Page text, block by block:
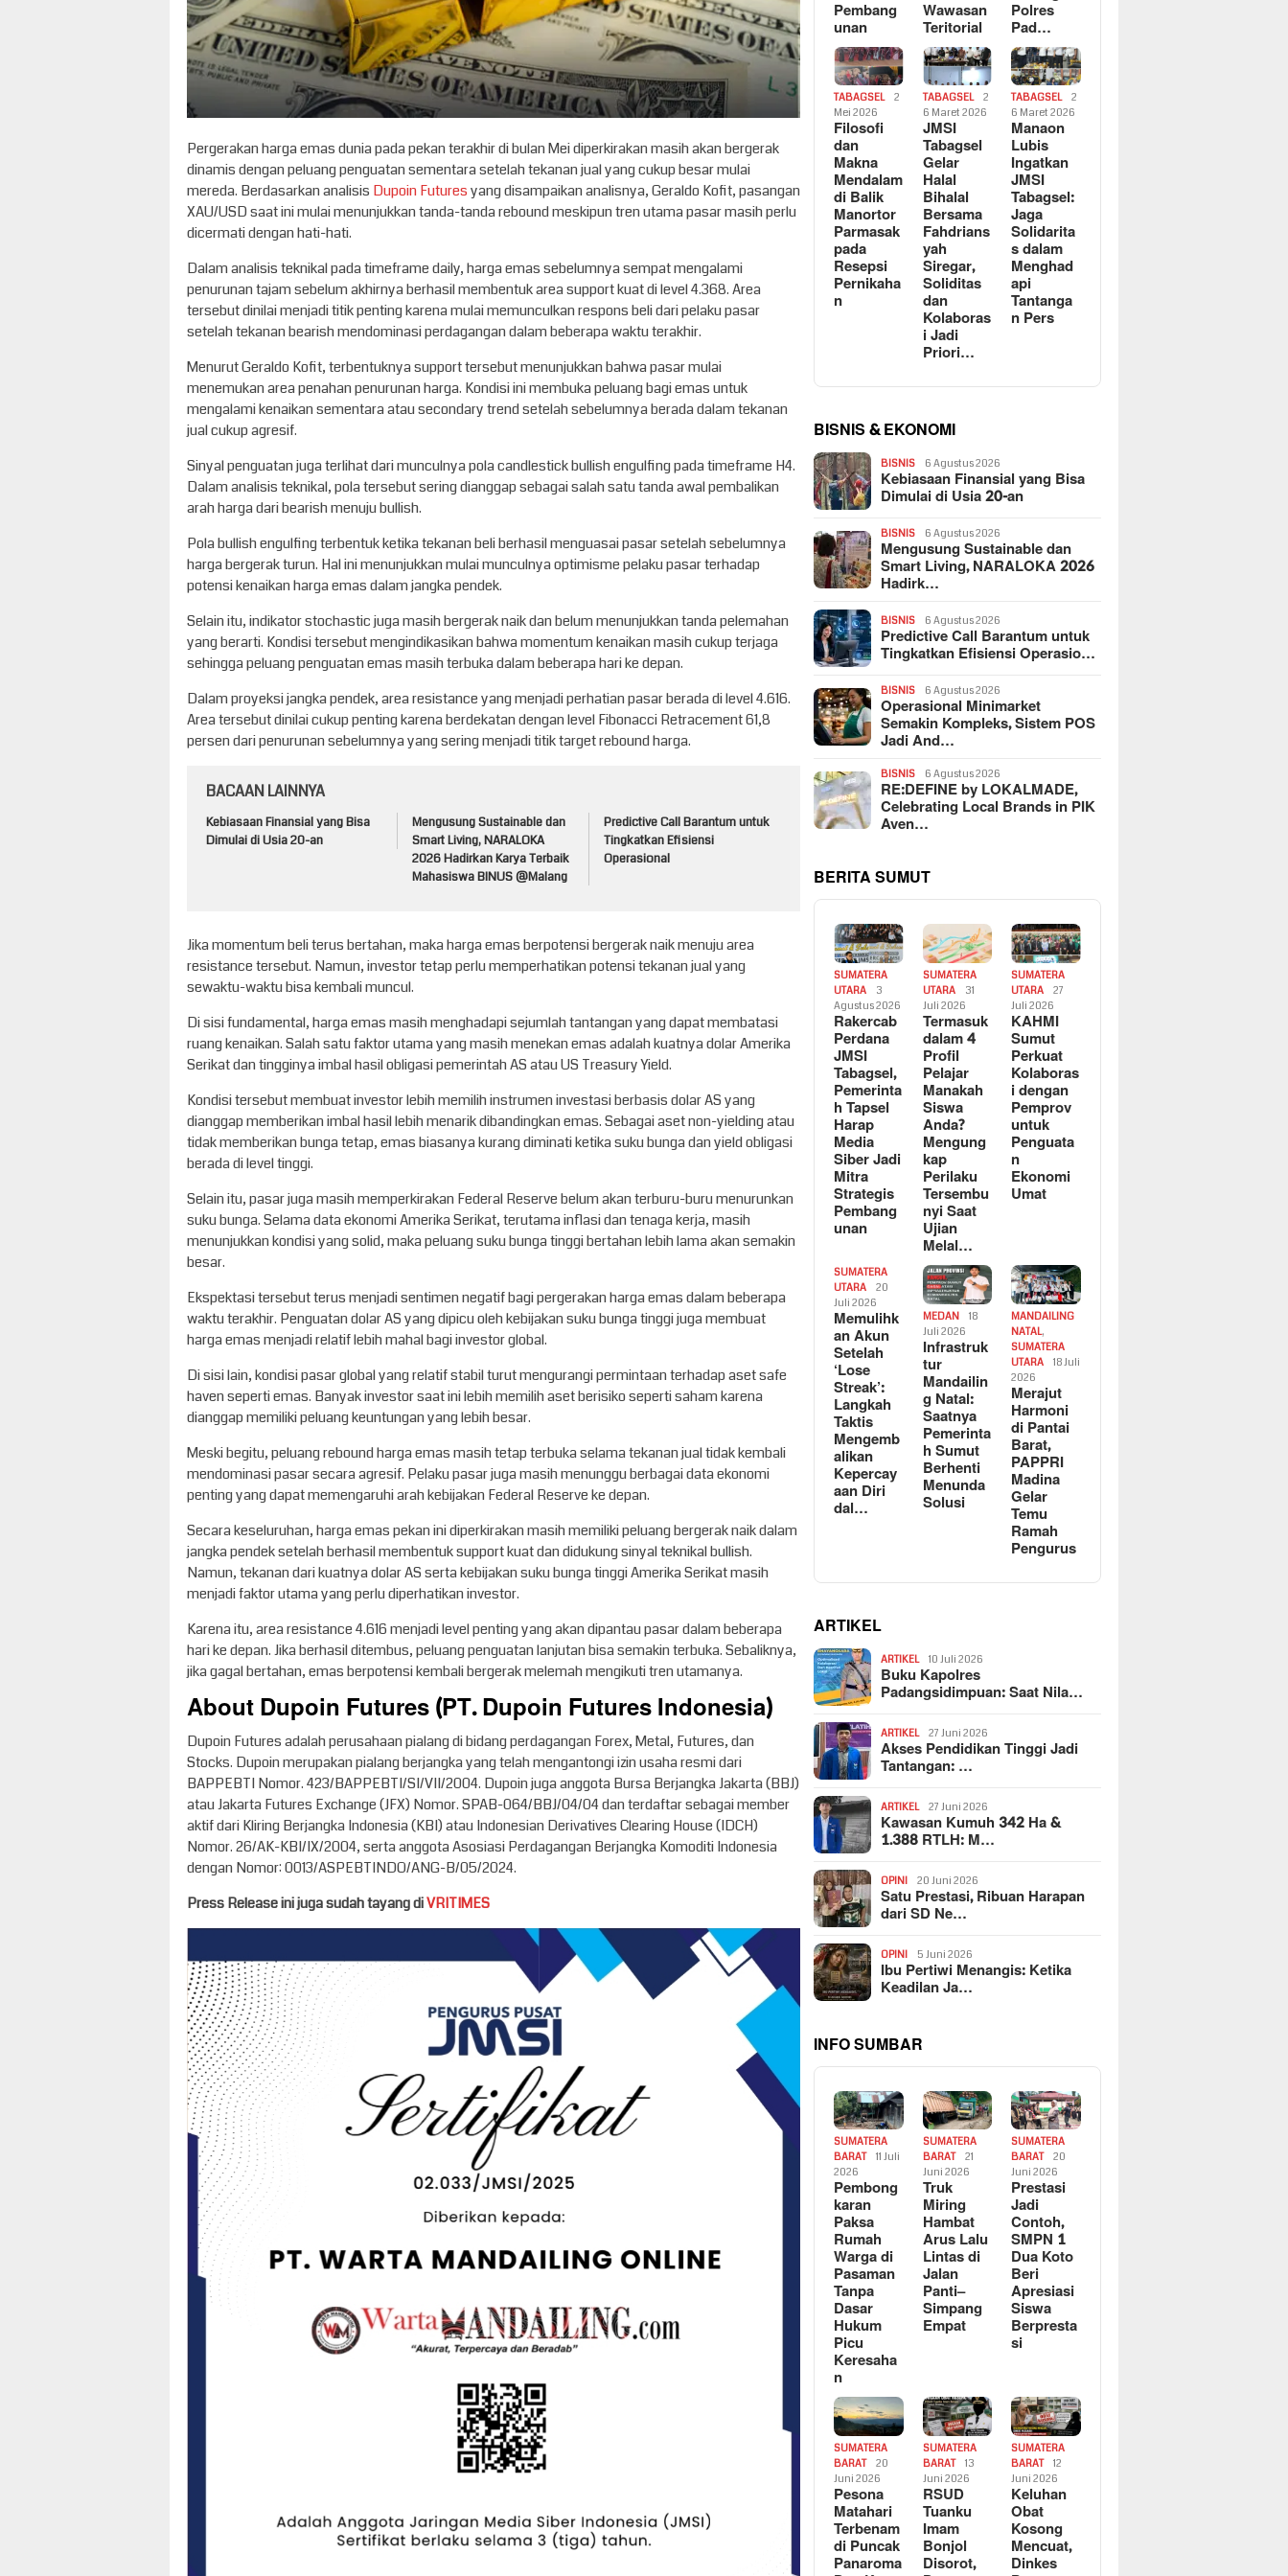
Pergerakan harga emas dunia pada pekan terakhir di bulan Mei diperkirakan masih akan bergerak
dinamis dengan peluang penguatan sementara setelah tekanan jual yang cukup besar mulai
mereda. Berdasarkan analisis Dupoin Futuresyang disampaikan analisnya, Geraldo Kofit, pasangan
XAU/USD saat ini mulai menunjukkan tanda-tanda rebound meskipun tren utama pasar masih perlu
dicermati dengan hati-hati.
Dalam analisis teknikal pada timeframe daily, harga emas sebelumnya sempat mengalami
penurunan tajam sebelum akhirnya berhasil membentuk area support kuat di level 4.368. Area
tersebut dinilai menjadi titik penting karena mulai memunculkan respons beli dari pelaku pasar
setelah tekanan bearish mendominasi perdagangan dalam beberapa waktu terakhir.
Menurut Geraldo Kofit, terbentuknya support tersebut menunjukkan bahwa pasar mulai
menemukan area penahan penurunan harga. Kondisi ini membuka peluang bagi emas untuk
mengalami kenaikan sementara atau secondary trend setelah sebelumnya berada dalam tekanan
jual cukup agresif.
Sinyal penguatan juga terlihat dari munculnya pola candlestick bullish engulfing pada timeframe H4.
Dalam analisis teknikal, pola tersebut sering dianggap sebagai salah satu tanda awal pembalikan
arah harga dari bearish menuju bullish.
Pola bullish engulfing terbentuk ketika tekanan beli berhasil menguasai pasar setelah sebelumnya
harga bergerak turun. Hal ini menunjukkan mulai munculnya optimisme pelaku pasar terhadap
potensi kenaikan harga emas dalam jangka pendek.
Selain itu, indikator stochastic juga masih bergerak naik dan belum menunjukkan tanda pelemahan
yang berarti. Kondisi tersebut mengindikasikan bahwa momentum kenaikan masih cukup terjaga
sehingga peluang penguatan emas masih terbuka dalam beberapa hari ke depan.
Dalam proyeksi jangka pendek, area resistance yang menjadi perhatian pasar berada di level 4.616.
Area tersebut dinilai cukup penting karena berdekatan dengan level Fibonacci Retracement 61,8
persen dari penurunan sebelumnya yang sering menjadi titik target rebound harga.
BACAAN LAINNYA
Kebiasaan Finansial yang Bisa
Dimulai di Usia 20-an
Mengusung Sustainable dan
Smart Living, NARALOKA
2026 Hadirkan Karya Terbaik
Mahasiswa BINUS @Malang
Predictive Call Barantum untuk
Tingkatkan Efisiensi
Operasional
Jika momentum beli terus bertahan, maka harga emas berpotensi bergerak naik menuju area
resistance tersebut. Namun, investor tetap perlu memperhatikan potensi tekanan jual yang
sewaktu-waktu bisa kembali muncul.
Di sisi fundamental, harga emas masih menghadapi sejumlah tantangan yang dapat membatasi
ruang kenaikan. Salah satu faktor utama yang masih menekan emas adalah kuatnya dolar Amerika
Serikat dan tingginya imbal hasil obligasi pemerintah AS atau US Treasury Yield.
Kondisi tersebut membuat investor lebih memilih instrumen investasi berbasis dolar AS yang
dianggap memberikan imbal hasil lebih menarik dibandingkan emas. Sebagai aset non-yielding atau
tidak memberikan bunga tetap, emas biasanya kurang diminati ketika suku bunga dan yield obligasi
berada di level tinggi.
Selain itu, pasar juga masih memperkirakan Federal Reserve belum akan terburu-buru menurunkan
suku bunga. Selama data ekonomi Amerika Serikat, terutama inflasi dan tenaga kerja, masih
menunjukkan kondisi yang solid, maka peluang suku bunga tinggi bertahan lebih lama akan semakin
besar.
Ekspektasi tersebut terus menjadi sentimen negatif bagi pergerakan harga emas dalam beberapa
waktu terakhir. Penguatan dolar AS yang dipicu oleh kebijakan suku bunga tinggi juga membuat
harga emas menjadi relatif lebih mahal bagi investor global.
Di sisi lain, kondisi pasar global yang relatif stabil turut mengurangi permintaan terhadap aset safe
haven seperti emas. Banyak investor saat ini lebih memilih aset berisiko seperti saham karena
dianggap memiliki peluang keuntungan yang lebih besar.
Meski begitu, peluang rebound harga emas masih tetap terbuka selama tekanan jual tidak kembali
mendominasi pasar secara agresif. Pelaku pasar juga masih menunggu berbagai data ekonomi
penting yang dapat memengaruhi arah kebijakan Federal Reserve ke depan.
Secara keseluruhan, harga emas pekan ini diperkirakan masih memiliki peluang bergerak naik dalam
jangka pendek setelah berhasil membentuk support kuat dan didukung sinyal teknikal bullish.
Namun, tekanan dari kuatnya dolar AS serta kebijakan suku bunga tinggi Amerika Serikat masih
menjadi faktor utama yang perlu diperhatikan investor.
Karena itu, area resistance 4.616 menjadi level penting yang akan dipantau pasar dalam beberapa
hari ke depan. Jika berhasil ditembus, peluang penguatan lanjutan bisa semakin terbuka. Sebaliknya,
jika gagal bertahan, emas berpotensi kembali bergerak melemah mengikuti tren utamanya.
About Dupoin Futures (PT. Dupoin Futures Indonesia)
Dupoin Futures adalah perusahaan pialang di bidang perdagangan Forex, Metal, Futures, dan
Stocks. Dupoin merupakan pialang berjangka yang telah mengantongi izin usaha resmi dari
BAPPEBTI Nomor. 423/BAPPEBTI/SI/VII/2004. Dupoin juga anggota Bursa Berjangka Jakarta (BBJ)
atau Jakarta Futures Exchange (JFX) Nomor. SPAB-064/BBJ/04/04 dan terdaftar sebagai member
aktif dari Kliring Berjangka Indonesia (KBI) atau Indonesian Derivatives Clearing House (IDCH)
Nomor. 26/AK-KBI/IX/2004, serta anggota Asosiasi Perdagangan Berjangka Komoditi Indonesia
dengan Nomor: 0013/ASPEBTINDO/ANG-B/05/2024.
Press Release ini juga sudah tayang diVRITIMES
Pembang
unan
Wawasan
Teritorial
Polres
Pad…
TABAGSEL
2
Mei 2026
Filosofi
dan
Makna
Mendalam
di Balik
Manortor
Parmasak
pada
Resepsi
Pernikaha
n
TABAGSEL
2
6 Maret 2026
JMSI
Tabagsel
Gelar
Halal
Bihalal
Bersama
Fahdrians
yah
Siregar,
Soliditas
dan
Kolaboras
i Jadi
Priori…
TABAGSEL
2
6 Maret 2026
Manaon
Lubis
Ingatkan
JMSI
Tabagsel:
Jaga
Solidarita
s dalam
Menghad
api
Tantanga
n Pers
BISNIS & EKONOMI
BISNIS 6 Agustus 2026
Kebiasaan Finansial yang Bisa
Dimulai di Usia 20-an
BISNIS 6 Agustus 2026
Mengusung Sustainable dan
Smart Living, NARALOKA 2026
Hadirk…
BISNIS 6 Agustus 2026
Predictive Call Barantum untuk
Tingkatkan Efisiensi Operasio…
BISNIS 6 Agustus 2026
Operasional Minimarket
Semakin Kompleks, Sistem POS
Jadi And…
BISNIS 6 Agustus 2026
RE:DEFINE by LOKALMADE,
Celebrating Local Brands in PIK
Aven…
BERITA SUMUT
SUMATERA
UTARA
3
Agustus 2026
Rakercab
Perdana
JMSI
Tabagsel,
Pemerinta
h Tapsel
Harap
Media
Siber Jadi
Mitra
Strategis
Pembang
unan
SUMATERA
UTARA
31
Juli 2026
Termasuk
dalam 4
Profil
Pelajar
Manakah
Siswa
Anda?
Mengung
kap
Perilaku
Tersembu
nyi Saat
Ujian
Melal…
SUMATERA
UTARA
27
Juli 2026
KAHMI
Sumut
Perkuat
Kolaboras
i dengan
Pemprov
untuk
Penguata
n
Ekonomi
Umat
SUMATERA
UTARA
20
Juli 2026
Memulihk
an Akun
Setelah
‘Lose
Streak’:
Langkah
Taktis
Mengemb
alikan
Kepercay
aan Diri
dal…
MEDAN
18
Juli 2026
Infrastruk
tur
Mandailin
g Natal:
Saatnya
Pemerinta
h Sumut
Berhenti
Menunda
Solusi
MANDAILING
NATAL,
SUMATERA
UTARA
18 Juli
2026
Merajut
Harmoni
di Pantai
Barat,
PAPPRI
Madina
Gelar
Temu
Ramah
Pengurus
ARTIKEL
ARTIKEL 10 Juli 2026
Buku Kapolres
Padangsidimpuan: Saat Nila…
ARTIKEL 27 Juni 2026
Akses Pendidikan Tinggi Jadi
Tantangan: …
ARTIKEL 27 Juni 2026
Kawasan Kumuh 342 Ha &
1.388 RTLH: M…
OPINI 20 Juni 2026
Satu Prestasi, Ribuan Harapan
dari SD Ne…
OPINI 5 Juni 2026
Ibu Pertiwi Menangis: Ketika
Keadilan Ja…
INFO SUMBAR
SUMATERA
BARAT
11 Juli
2026
Pembong
karan
Paksa
Rumah
Warga di
Pasaman
Tanpa
Dasar
Hukum
Picu
Keresaha
n
SUMATERA
BARAT
21
Juni 2026
Truk
Miring
Hambat
Arus Lalu
Lintas di
Jalan
Panti–
Simpang
Empat
SUMATERA
BARAT
20
Juni 2026
Prestasi
Jadi
Contoh,
SMPN 1
Dua Koto
Beri
Apresiasi
Siswa
Berpresta
si
SUMATERA
BARAT
20
Juni 2026
Pesona
Matahari
Terbenam
di Puncak
Panaroma
SUMATERA
BARAT
13
Juni 2026
RSUD
Tuanku
Imam
Bonjol
Disorot,
SUMATERA
BARAT
12
Juni 2026
Keluhan
Obat
Kosong
Mencuat,
Dinkes